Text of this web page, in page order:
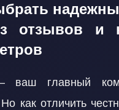
отзывов и
ваш главный
как отличить